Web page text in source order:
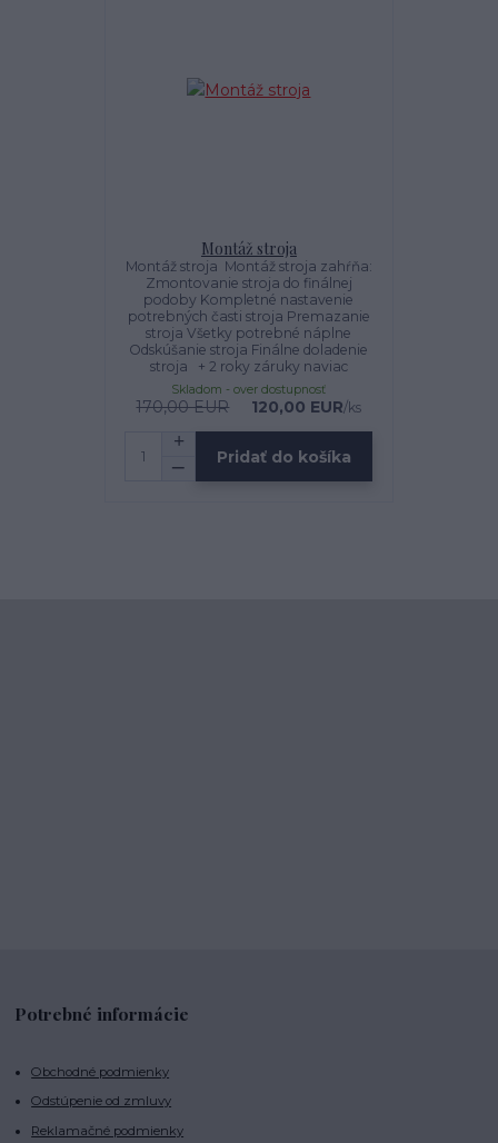
Montáž stroja
Montáž stroja Montáž stroja zahŕňa:
Zmontovanie stroja do finálnej
podoby Kompletné nastavenie
potrebných časti stroja Premazanie
stroja Všetky potrebné náplne
Odskúšanie stroja Finálne doladenie
stroja + 2 roky záruky naviac
170,00 EUR 120,00 EUR/ks
Skladom - over dostupnosť
Pridať do košíka
Potrebné informácie
Obchodné podmienky
Odstúpenie od zmluvy
Reklamačné podmienky